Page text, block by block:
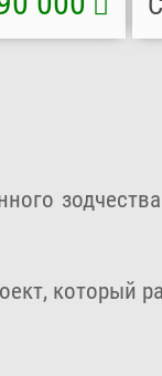
который